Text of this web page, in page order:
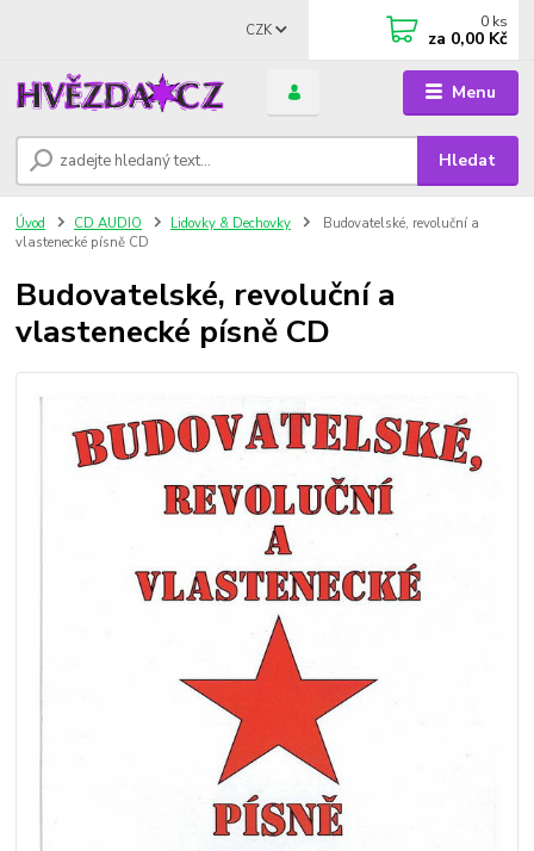
Menu
CZK
Hledat
0 ks
za 0,00 Kč
Úvod CD AUDIO Lidovky & Dechovky
Budovatelské, revoluční a
vlastenecké písně CD
Budovatelské, revoluční a
vlastenecké písně CD